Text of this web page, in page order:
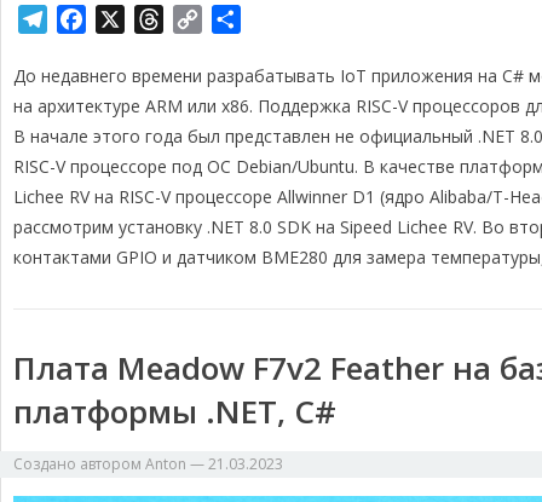
l
e
g
r
a
m
c
e
b
o
o
k
r
e
a
d
s
p
y
L
n
k
п
р
а
в
и
т
ь
До недавнего времени разрабатывать IoT приложения на
на архитектуре ARM или x86. Поддержка RISC-V
В начале этого года был представлен не официальный .NET
RISC-V процессоре под ОС Debian/Ubuntu. В качестве
Lichee RV на RISC-V процессоре Allwinner D1 (ядро Alibaba/T-
рассмотрим установку .NET 8.0 SDK на Sipeed Lichee RV. Во
контактами GPIO и датчиком BME280 для замера
Плата Meadow F7v2 Feather на
платформы .NET, C#
Создано автором Anton —21.03.2023